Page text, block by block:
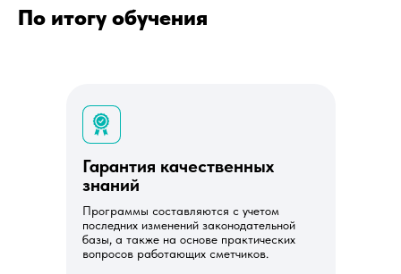
По итогу обучения
Гарантия качественных
знаний
Программы составляются с учетом
последних изменений законодательной
базы, а также на основе практических
вопросов работающих сметчиков.